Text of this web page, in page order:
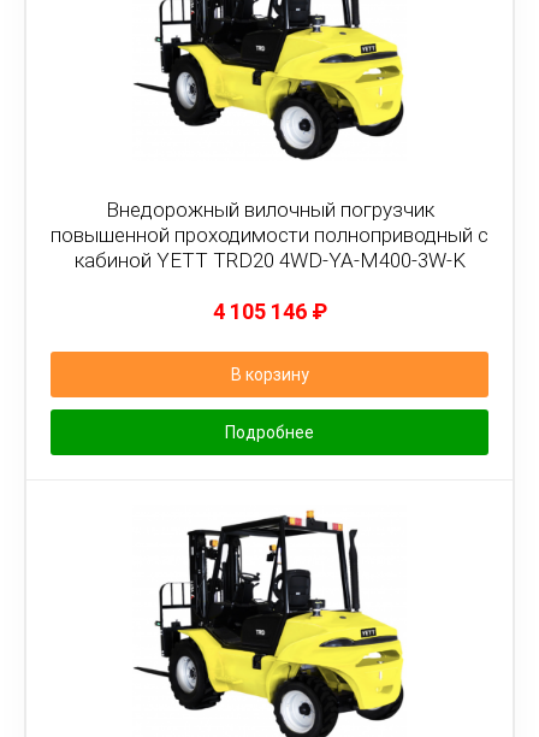
Внедорожный вилочный погрузчик
повышенной проходимости полноприводный с
кабиной YETT TRD20 4WD-YA-M400-3W-K
4 105 146 ₽
В корзину
Подробнее